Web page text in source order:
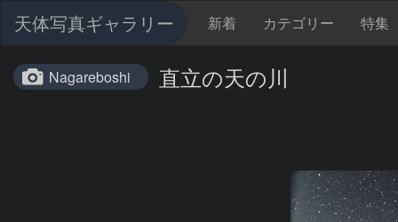
天体写真ギャラリー 新着 カテゴリー 特集
Nagareboshi 直立の天の川